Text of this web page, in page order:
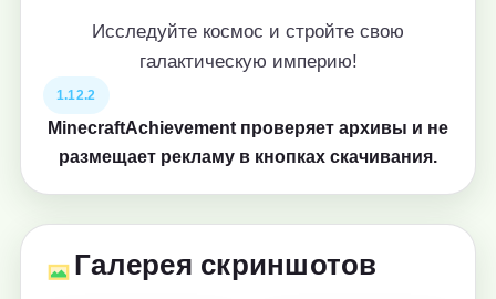
Исследуйте космос и стройте свою
галактическую империю!
1.12.2
MinecraftAchievement проверяет архивы и не
размещает рекламу в кнопках скачивания.
Галерея скриншотов